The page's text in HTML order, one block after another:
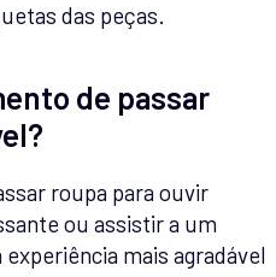
das peças.
de passar
roupa para ouvir
ou assistir a um
mais agradável